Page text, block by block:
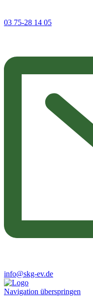
03 75-28 14 05
info@skg-ev.de
Navigation überspringen